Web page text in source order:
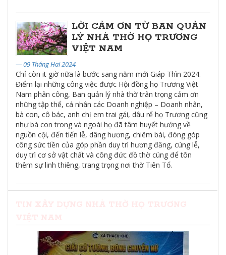
LỜI CẢM ƠN TỪ BAN QUẢN
LÝ NHÀ THỜ HỌ TRƯƠNG
VIỆT NAM
— 09 Tháng Hai 2024
Chỉ còn it giờ nữa là bước sang năm mới Giáp Thìn 2024.
Điểm lại những công việc được Hội đồng họ Trương Việt
Nam phân công, Ban quản lý nhà thờ trân trọng cảm ơn
những tập thể, cá nhân các Doanh nghiệp – Doanh nhân,
bà con, cô bác, anh chị em trai gái, dâu rể họ Trương cũng
như bà con trong và ngoài họ đã tâm huyết hướng về
nguồn cội, đến tiến lễ, dâng hương, chiêm bái, đóng góp
công sức tiền của góp phần duy trì hương đăng, cúng lễ,
duy trì cơ sở vật chất và công đức đồ thờ cúng để tôn
thêm sự linh thiêng, trang trọng nơi thờ Tiên Tổ.